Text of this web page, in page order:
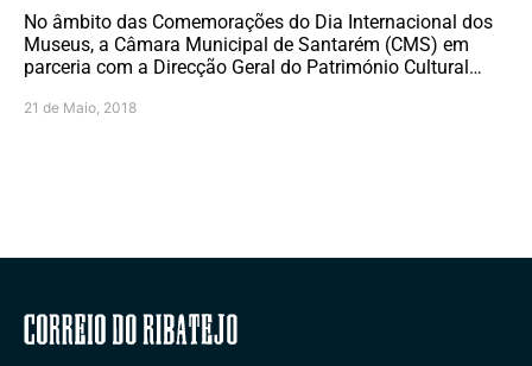
No âmbito das Comemorações do Dia Internacional dos
Museus, a Câmara Municipal de Santarém (CMS) em
parceria com a Direcção Geral do Património Cultural…
21 de Maio, 2018
Correio do Ribatejo